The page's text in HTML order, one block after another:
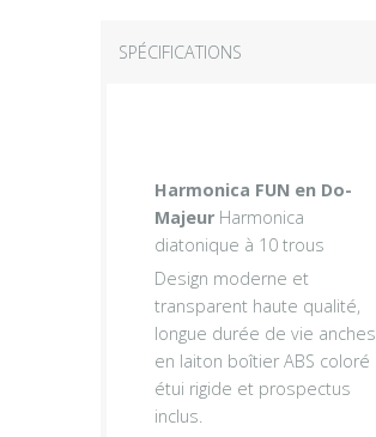
SPÉCIFICATIONS
Harmonica FUN en Do-
Majeur Harmonica
diatonique à 10 trous
Design moderne et
transparent haute qualité,
longue durée de vie anches
en laiton boîtier ABS coloré
étui rigide et prospectus
inclus.